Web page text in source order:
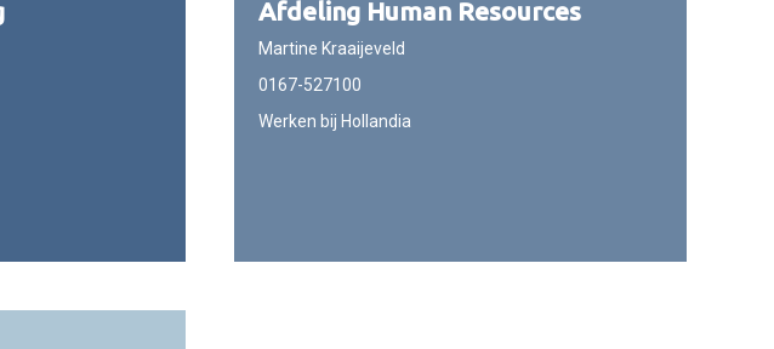
Afdeling Human Resources
Martine Kraaijeveld
0167-527100
Werken bij Hollandia